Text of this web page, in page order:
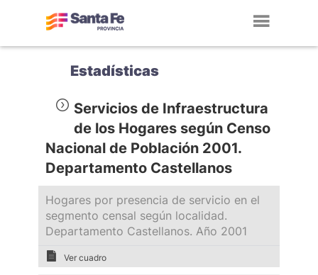
Estadísticas
Servicios de Infraestructura
de los Hogares según Censo
Nacional de Población 2001.
Departamento Castellanos
Hogares por presencia de servicio en el
segmento censal según localidad.
Departamento Castellanos. Año 2001
Ver cuadro